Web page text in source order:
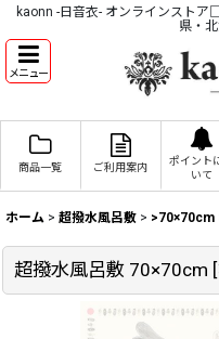
kaonn -日音衣- オンラインスト
県・
メニュー
商品一覧 ご利用案内
ポイント
いて
ホーム > 超撥水風呂敷 > >70×70cm
超撥水風呂敷 70×70cm [